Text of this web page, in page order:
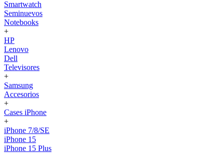
Smartwatch
Seminuevos
Notebooks
+
HP
Lenovo
Dell
Televisores
+
Samsung
Accesorios
+
Cases iPhone
+
iPhone 7/8/SE
iPhone 15
iPhone 15 Plus